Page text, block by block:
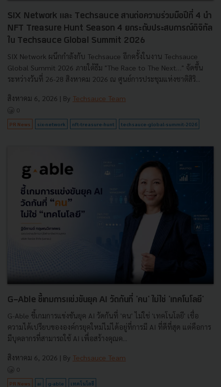
SIX Network และ Techsauce สานต่อความร่วมมือปีที่ 4 นำ
NFT Treasure Hunt Season 4 ยกระดับประสบการณ์ดิจิทัล
ใน Techsauce Global Summit 2026
SIX Network ผนึกกำลังกับ Techsauce อีกครั้งในงาน Techsauce
Global Summit 2026 ภายใต้ธีม "The Race to The Next…" จัดขึ้น
ระหว่างวันที่ 26-28 สิงหาคม 2026 ณ ศูนย์การประชุมแห่งชาติสิริ...
สิงหาคม 6, 2026 | By Techsauce Team
0
PR News six-network nft-treasure-hunt techsauce-global-summit-2026
G-Able ชี้เกมการแข่งขันยุค AI วัดกันที่ 'คน' ไม่ใช่ 'เทคโนโลยี'
G-Able ชี้เกมการแข่งขันยุค AI วัดกันที่ 'คน' ไม่ใช่ 'เทคโนโลยี' เชื่อ
ความได้เปรียบขององค์กรยุคใหม่ไม่ได้อยู่ที่การมี AI ที่ดีที่สุด แต่คือการ
มีบุคลากรที่สามารถใช้ AI เพื่อสร้างคุณค...
สิงหาคม 6, 2026 | By Techsauce Team
0
PR News ai g-able เทคโนโลยี